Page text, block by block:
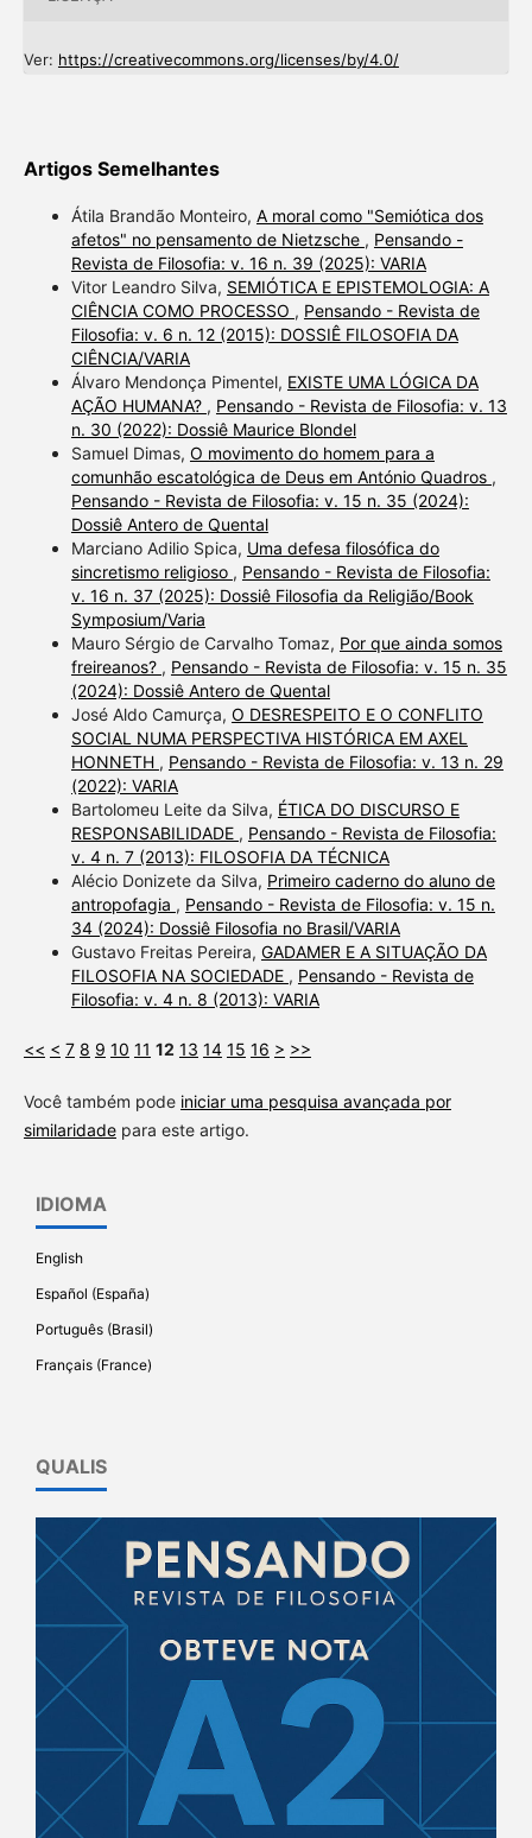
Ver: https://creativecommons.org/licenses/by/4.0/
Artigos Semelhantes
Átila Brandão Monteiro, A moral como "Semiótica dos
afetos" no pensamento de Nietzsche , Pensando -
Revista de Filosofia: v. 16 n. 39 (2025): VARIA
Vitor Leandro Silva, SEMIÓTICA E EPISTEMOLOGIA: A
CIÊNCIA COMO PROCESSO , Pensando - Revista de
Filosofia: v. 6 n. 12 (2015): DOSSIÊ FILOSOFIA DA
CIÊNCIA/VARIA
Álvaro Mendonça Pimentel, EXISTE UMA LÓGICA DA
AÇÃO HUMANA? , Pensando - Revista de Filosofia: v. 13
n. 30 (2022): Dossiê Maurice Blondel
Samuel Dimas, O movimento do homem para a
comunhão escatológica de Deus em António Quadros ,
Pensando - Revista de Filosofia: v. 15 n. 35 (2024):
Dossiê Antero de Quental
Marciano Adilio Spica, Uma defesa filosófica do
sincretismo religioso , Pensando - Revista de Filosofia:
v. 16 n. 37 (2025): Dossiê Filosofia da Religião/Book
Symposium/Varia
Mauro Sérgio de Carvalho Tomaz, Por que ainda somos
freireanos? , Pensando - Revista de Filosofia: v. 15 n. 35
(2024): Dossiê Antero de Quental
José Aldo Camurça, O DESRESPEITO E O CONFLITO
SOCIAL NUMA PERSPECTIVA HISTÓRICA EM AXEL
HONNETH , Pensando - Revista de Filosofia: v. 13 n. 29
(2022): VARIA
Bartolomeu Leite da Silva, ÉTICA DO DISCURSO E
RESPONSABILIDADE , Pensando - Revista de Filosofia:
v. 4 n. 7 (2013): FILOSOFIA DA TÉCNICA
Alécio Donizete da Silva, Primeiro caderno do aluno de
antropofagia , Pensando - Revista de Filosofia: v. 15 n.
34 (2024): Dossiê Filosofia no Brasil/VARIA
Gustavo Freitas Pereira, GADAMER E A SITUAÇÃO DA
FILOSOFIA NA SOCIEDADE , Pensando - Revista de
Filosofia: v. 4 n. 8 (2013): VARIA
<< < 7 8 9 10 11 12 13 14 15 16 > >>
Você também pode iniciar uma pesquisa avançada por
similaridadepara este artigo.
IDIOMA
English
Español (España)
Português (Brasil)
Français (France)
QUALIS